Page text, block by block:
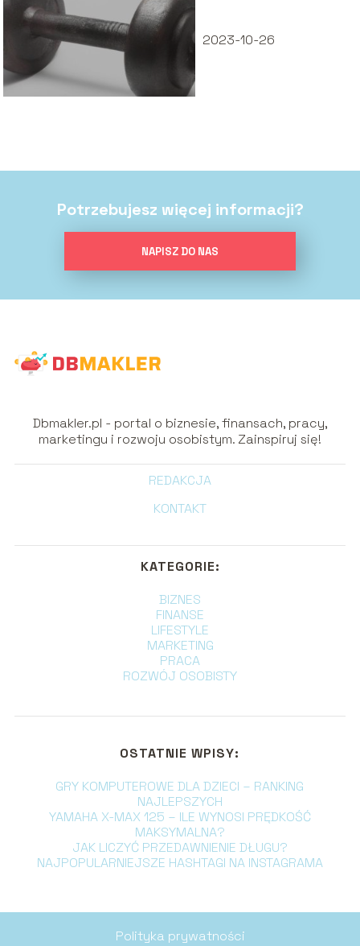
2023-10-26
Potrzebujesz więcej informacji?
NAPISZ DO NAS
Dbmakler.pl - portal o biznesie, finansach, pracy,
marketingu i rozwoju osobistym. Zainspiruj się!
REDAKCJA
KONTAKT
KATEGORIE:
BIZNES
FINANSE
LIFESTYLE
MARKETING
PRACA
ROZWÓJ OSOBISTY
OSTATNIE WPISY:
GRY KOMPUTEROWE DLA DZIECI – RANKING
NAJLEPSZYCH
YAMAHA X-MAX 125 – ILE WYNOSI PRĘDKOŚĆ
MAKSYMALNA?
JAK LICZYĆ PRZEDAWNIENIE DŁUGU?
NAJPOPULARNIEJSZE HASHTAGI NA INSTAGRAMA
Polityka prywatności